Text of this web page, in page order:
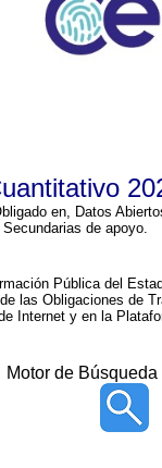
en, Datos
de apoyo.
Pública del
las Obligaciones de
Internet y en la
Motor de